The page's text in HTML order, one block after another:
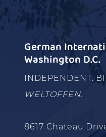
German
Washington D.C.
INDEPENDENT.
WELTOFFEN.
8617 Chateau